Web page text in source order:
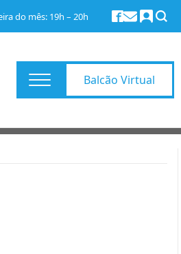
do mês: 19h – 20h
Balcão Virtual